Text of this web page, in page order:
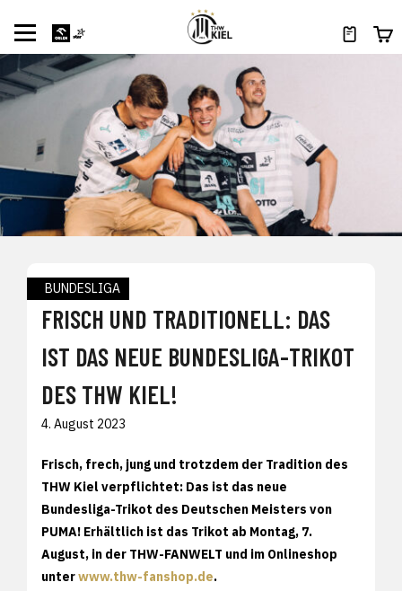
BUNDESLIGA
FRISCH UND TRADITIONELL: DAS
IST DAS NEUE BUNDESLIGA-TRIKOT
DES THW KIEL!
4. August 2023
Frisch, frech, jung und trotzdem der Tradition des
THW Kiel verpflichtet: Das ist das neue
Bundesliga-Trikot des Deutschen Meisters von
PUMA! Erhältlich ist das Trikot ab Montag, 7.
August, in der THW-FANWELT und im Onlineshop
unterwww.thw-fanshop.de.